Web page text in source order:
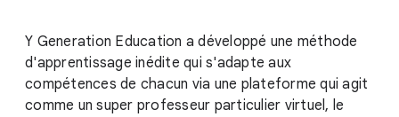
Y Generation Education a développé une méthode
d'apprentissage inédite qui s'adapte aux
compétences de chacun via une plateforme qui agit
comme un super professeur particulier virtuel, le